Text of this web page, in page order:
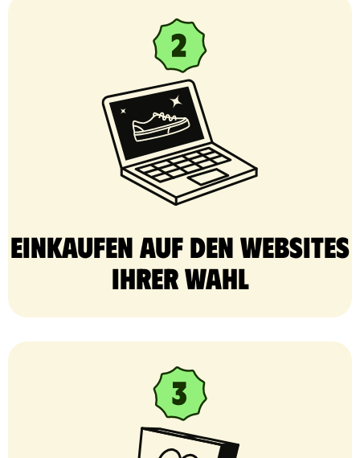
Einkaufen auf den Websites
Ihrer Wahl